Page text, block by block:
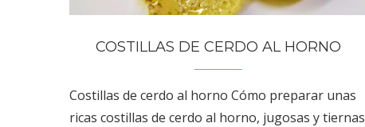
COSTILLAS DE CERDO AL HORNO
Costillas de cerdo al horno Cómo preparar unas
ricas costillas de cerdo al horno, jugosas y tiernas